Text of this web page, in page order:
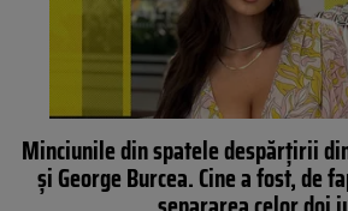
Minciunile din spatele despărțirii
și George Burcea. Cine a fost, de